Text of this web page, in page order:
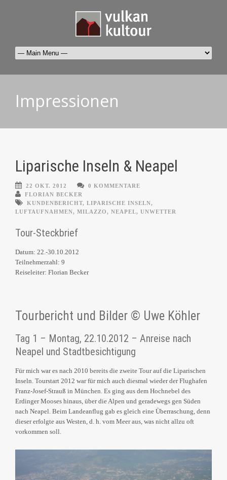
Impressionen
Liparische Inseln & Neapel
22 OKT. 2012
0 KOMMENTARE
FLORIAN BECKER
KUNDENBERICHT, LIPARISCHE INSELN,
LUFTAUFNAHMEN, MILAZZO, NEAPEL, UNWETTER
Tour-Steckbrief
Datum: 22.-30.10.2012
Teilnehmerzahl: 9
Reiseleiter: Florian Becker
Tourbericht und Bilder © Uwe Köhler
Tag 1 – Montag, 22.10.2012 – Anreise nach
Neapel und Stadtbesichtigung
Für mich war es nach 2010 bereits die zweite Tour auf die Liparischen
Inseln. Tourstart 2012 war für mich auch diesmal wieder der Flughafen
Franz-Josef-Strauß in München. Es ging aus dem Hochnebel des
Erdinger Mooses hinaus, über die Alpen und geradewegs gen Süden
nach Neapel. Beim Landeanflug gab es gleich eine Überraschung, denn
dieser erfolgte aus Westen, d. h. vom Meer aus, was nicht allzu oft
vorkommen soll.